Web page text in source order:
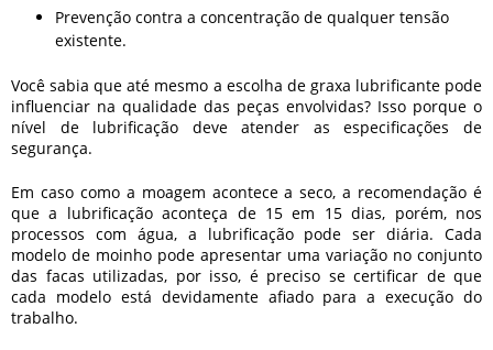
Prevenção contra a concentração de qualquer tensão
existente.
Você sabia que até mesmo a escolha de graxa lubrificante pode
influenciar na qualidade das peças envolvidas? Isso porque o
nível de lubrificação deve atender as especificações de
segurança.
Em caso como a moagem acontece a seco, a recomendação é
que a lubrificação aconteça de 15 em 15 dias, porém, nos
processos com água, a lubrificação pode ser diária. Cada
modelo de moinho pode apresentar uma variação no conjunto
das facas utilizadas, por isso, é preciso se certificar de que
cada modelo está devidamente afiado para a execução do
trabalho.